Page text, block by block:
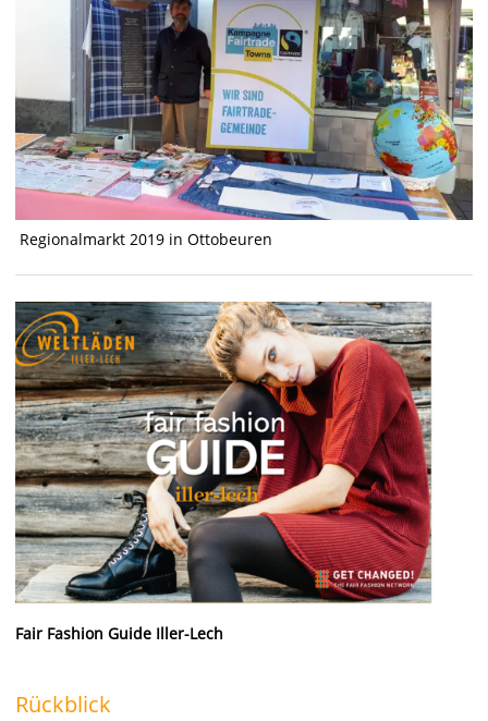
Regionalmarkt 2019 in Ottobeuren
Fair Fashion Guide Iller-Lech
Rückblick